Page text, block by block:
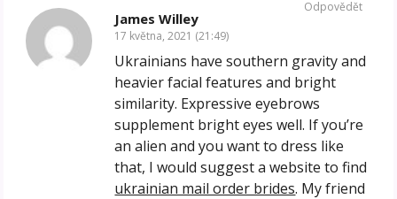
James Willey
17 května, 2021 (21:49)
Ukrainians have southern gravity and
heavier facial features and bright
similarity. Expressive eyebrows
supplement bright eyes well. If you’re
an alien and you want to dress like
that, I would suggest a website to find
ukrainian mail order brides. My friend
Odpovědět